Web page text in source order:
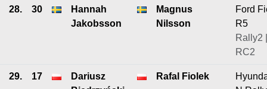
28. 30
Hannah
Jakobsson
Magnus
Nilsson
Ford
R5
Rally2 |
RC2
29. 17
Dariusz
Rafal Fiolek